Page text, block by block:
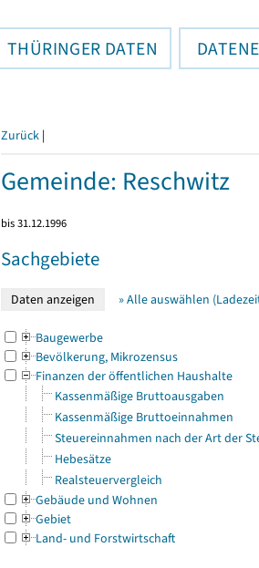
THÜRINGER DATEN
Zurück |
Gemeinde: Reschwitz
bis 31.12.1996
Sachgebiete
» Alle auswählen
Baugewerbe
Bevölkerung, Mikrozensus
Finanzen der öffentlichen Haushalte
Kassenmäßige Bruttoausgaben
Kassenmäßige Bruttoeinnahmen
Steuereinnahmen nach der Art der
Hebesätze
Realsteuervergleich
Gebäude und Wohnen
Gebiet
Land- und Forstwirtschaft